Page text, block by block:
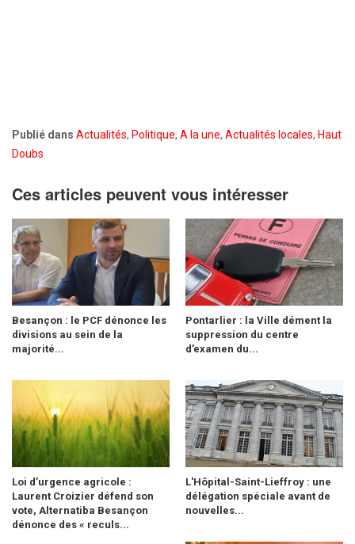
Publié dans Actualités, Politique, A la une, Actualités locales, Haut
Doubs
Ces articles peuvent vous intéresser
Besançon : le PCF dénonce les
divisions au sein de la
majorité...
Pontarlier : la Ville dément la
suppression du centre
d’examen du...
Loi d’urgence agricole :
Laurent Croizier défend son
vote, Alternatiba Besançon
dénonce des « reculs...
L'Hôpital-Saint-Lieffroy : une
délégation spéciale avant de
nouvelles...